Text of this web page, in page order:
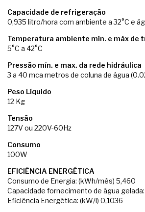
Capacidade de refrigeração
0,935 litro/hora com ambiente a 32°C e
Temperatura ambiente mín. e máx de
5°C a 42°C
Pressão mín. e max. da rede hidráulica
3 a 40 mca metros de coluna de água
Peso Líquido
12 Kg
Tensão
127V ou 220V-60Hz
Consumo
100W
EFICIÊNCIA ENERGÉTICA
Consumo de Energia: (kWh/mês) 5,460
Capacidade fornecimento de água gelada:
Eficiência Energética: (kW/l) 0,1036